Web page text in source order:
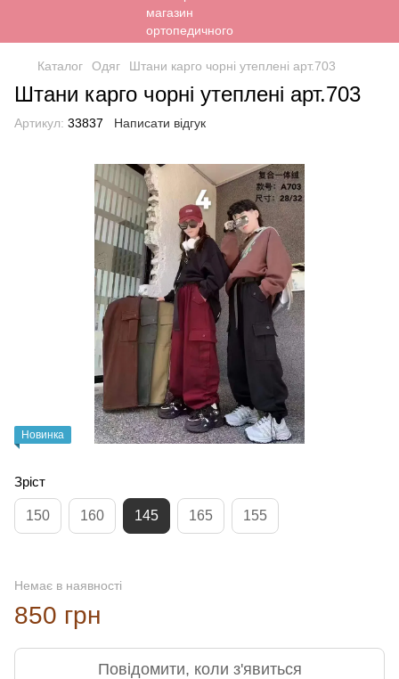
Каталог Одяг Штани карго чорні утеплені арт.703
Штани карго чорні утеплені арт.703
Артикул: 33837 Написати відгук
Новинка
Зріст
150 160 145 165 155
Немає в наявності
850 грн
Повідомити, коли з'явиться